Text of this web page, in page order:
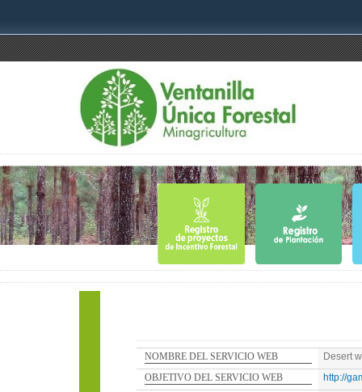
NOMBRE DEL SERVICIO WEB
Desert
OBJETIVO DEL SERVICIO WEB
http://